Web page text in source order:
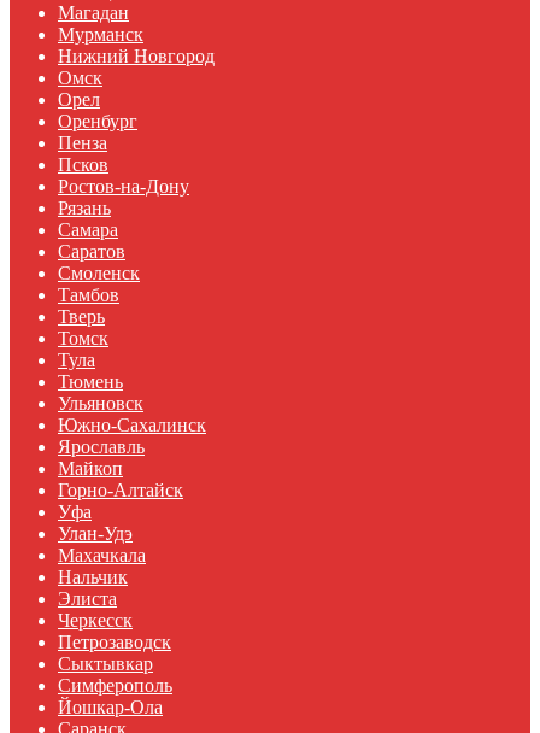
Магадан
Мурманск
Нижний Новгород
Омск
Орел
Оренбург
Пенза
Псков
Ростов-на-Дону
Рязань
Самара
Саратов
Смоленск
Тамбов
Тверь
Томск
Тула
Тюмень
Ульяновск
Южно-Сахалинск
Ярославль
Майкоп
Горно-Алтайск
Уфа
Улан-Удэ
Махачкала
Нальчик
Элиста
Черкесск
Петрозаводск
Сыктывкар
Симферополь
Йошкар-Ола
Саранск